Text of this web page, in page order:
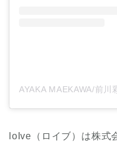
loIve（ロイブ）は株式